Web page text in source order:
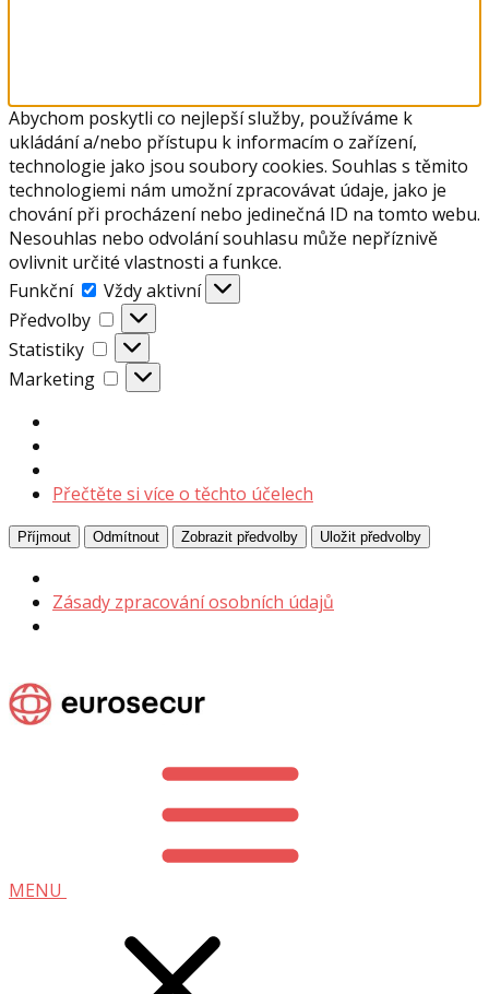
Abychom poskytli co nejlepší služby, používáme k
ukládání a/nebo přístupu k informacím o zařízení,
technologie jako jsou soubory cookies. Souhlas s těmito
technologiemi nám umožní zpracovávat údaje, jako je
chování při procházení nebo jedinečná ID na tomto webu.
Nesouhlas nebo odvolání souhlasu může nepříznivě
ovlivnit určité vlastnosti a funkce.
Funkční
Funkční
Vždy aktivní
Předvolby
Předvolby
Statistiky
Statistiky
Marketing
Marketing
Přečtěte si více o těchto účelech
Příjmout Odmítnout Zobrazit předvolby Uložit předvolby
Zásady zpracování osobních údajů
MENU